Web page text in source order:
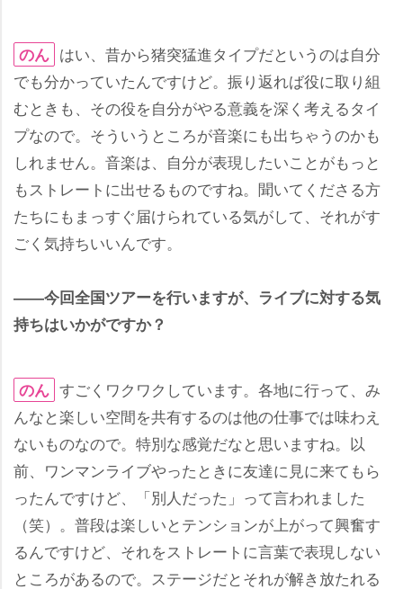
のん はい、昔から猪突猛進タイプだというのは自分
でも分かっていたんですけど。振り返れば役に取り組
むときも、その役を自分がやる意義を深く考えるタイ
プなので。そういうところが音楽にも出ちゃうのかも
しれません。音楽は、自分が表現したいことがもっと
もストレートに出せるものですね。聞いてくださる方
たちにもまっすぐ届けられている気がして、それがす
ごく気持ちいいんです。
――今回全国ツアーを行いますが、ライブに対する気
持ちはいかがですか？
のん すごくワクワクしています。各地に行って、み
んなと楽しい空間を共有するのは他の仕事では味わえ
ないものなので。特別な感覚だなと思いますね。以
前、ワンマンライブやったときに友達に見に来てもら
ったんですけど、「別人だった」って言われました
（笑）。普段は楽しいとテンションが上がって興奮す
るんですけど、それをストレートに言葉で表現しない
ところがあるので。ステージだとそれが解き放たれる